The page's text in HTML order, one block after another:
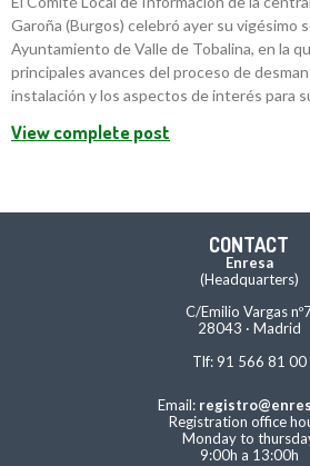
Garoña (Burgos) celebró ayer su vigésimo
Ayuntamiento de Valle de Tobalina, en la
principales avances del proceso de
instalación y los aspectos de interés para
View complete post
CONTACT
Enresa
(Headquarters)
C/Emilio Vargas
28043 · Madrid
Tlf: 91 566 81 00
Email:
Registration office
Monday to
9:00h a 13:00h